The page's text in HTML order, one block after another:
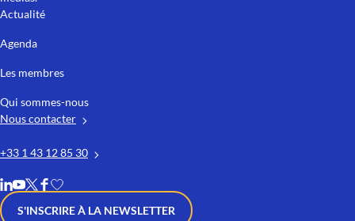
Actualité
Agenda
Les membres
Qui sommes-nous
Nous contacter
+33 1 43 12 85 30
S'INSCRIRE À LA NEWSLETTER